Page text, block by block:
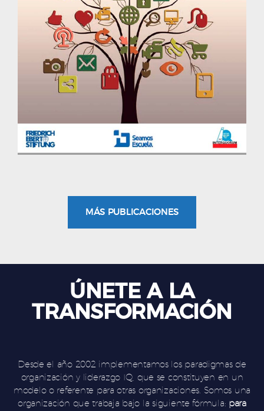
MÁS PUBLICACIONES
ÚNETE A LA
TRANSFORMACIÓN
Desde el año 2002 implementamos los paradigmas de
organización y liderazgo IQ, que se constituyen en un
modelo o referente para otras organizaciones. Somos una
organización que trabaja bajo la siguiente fórmula: para